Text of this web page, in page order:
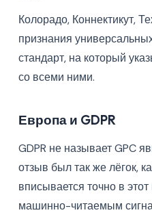
Колорадо, Коннектикут,
признания
стандарт, на который
со всеми ними.
Европа и GDPR
GDPR не называет GPC
отзыв был так же лёгок,
вписывается точно в
машинно-читаемым